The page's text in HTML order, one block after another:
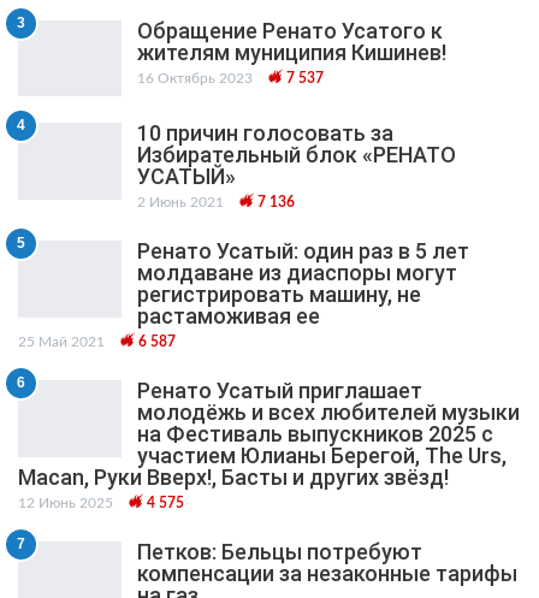
3
Обращение Ренато Усатого к
жителям муниципия Кишинев!
16 Октябрь 2023 7 537
4
10 причин голосовать за
Избирательный блок «РЕНАТО
УСАТЫЙ»
2 Июнь 2021 7 136
5
Ренато Усатый: один раз в 5 лет
молдаване из диаспоры могут
регистрировать машину, не
растаможивая ее
25 Май 2021 6 587
6
Ренато Усатый приглашает
молодёжь и всех любителей музыки
на Фестиваль выпускников 2025 с
участием Юлианы Берегой, The Urs,
Macan, Руки Вверх!, Басты и других звёзд!
12 Июнь 2025 4 575
7
Петков: Бельцы потребуют
компенсации за незаконные тарифы